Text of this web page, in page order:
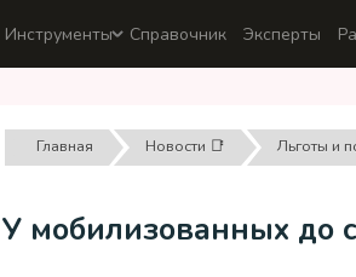
Инструменты Справочник Эксперты
Главная Новости 📑 Льготы и
У мобилизованных до